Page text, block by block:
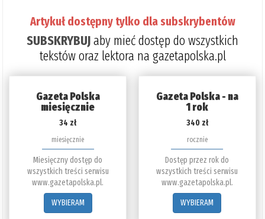
Artykuł dostępny tylko dla subskrybentów
SUBSKRYBUJaby mieć dostęp do wszystkich
tekstów oraz lektora na gazetapolska.pl
Gazeta Polska
miesięcznie
34 zł
miesięcznie
Miesięczny dostęp do
wszystkich treści serwisu
www.gazetapolska.pl.
WYBIERAM
Gazeta Polska - na
1 rok
340 zł
rocznie
Dostęp przez rok do
wszystkich treści serwisu
www.gazetapolska.pl.
WYBIERAM